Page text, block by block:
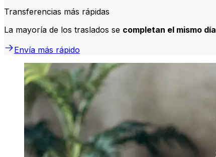
Transferencias más rápidas
La mayoría de los traslados se completan el mismo día
Envía más rápido